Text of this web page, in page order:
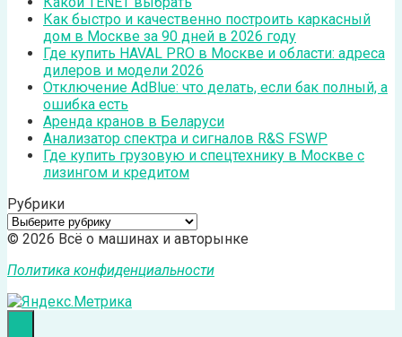
Как быстро и качественно построить каркасный
дом в Москве за 90 дней в 2026 году
Где купить HAVAL PRO в Москве и области: адреса
дилеров и модели 2026
Отключение AdBlue: что делать, если бак полный, а
ошибка есть
Аренда кранов в Беларуси
Анализатор спектра и сигналов R&S FSWP
Где купить грузовую и спецтехнику в Москве с
лизингом и кредитом
Рубрики
Рубрики
© 2026 Всё о машинах и авторынке
Политика конфиденциальности